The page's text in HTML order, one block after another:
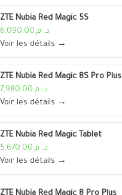
ZTE Nubia Red Magic 5S
د. م.6,090.00
Voir les détails →
ZTE Nubia Red Magic 8S Pro Plus
د. م.7,980.00
Voir les détails →
ZTE Nubia Red Magic Tablet
د. م.5,670.00
Voir les détails →